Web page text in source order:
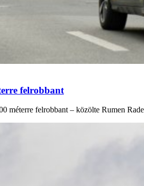
felrobbant
felrobbant – közölte Rumen